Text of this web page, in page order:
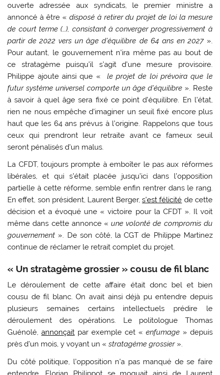
ouverte adressée aux syndicats, le premier ministre a
annoncé à être « disposé à retirer du projet de loi la mesure
de court terme (…), consistant à converger progressivement à
partir de 2022 vers un âge d’équilibre de 64 ans en 2027».
Pour autant, le gouvernement n’ira même pas au bout de
ce stratagème puisqu’il s’agit d’une mesure provisoire.
Philippe ajoute ainsi que « le projet de loi prévoira que le
futur système universel comporte un âge d’équilibre ». Reste
à savoir à quel âge sera fixé ce point d’équilibre. En l’état,
rien ne nous empêche d’imaginer un seuil fixé encore plus
haut que les 64 ans prévus à l’origine. Rappelons que tous
ceux qui prendront leur retraite avant ce fameux seuil
seront pénalisés d’un malus.
La CFDT, toujours prompte à emboîter le pas aux réformes
libérales, et qui s’était placée jusqu’ici dans l’opposition
partielle à cette réforme, semble enfin rentrer dans le rang.
En effet, son président, Laurent Berger,s’est félicité de cette
décision et a évoqué une « victoire pour la CFDT ». Il voit
même dans cette annonce «une volonté de compromis du
gouvernement ». De son côté, la CGT de Philippe Martinez
continue de réclamer le retrait complet du projet.
« Un stratagème grossier » cousu de fil blanc
Le déroulement de cette affaire était donc bel et bien
cousu de fil blanc. On avait ainsi déjà pu entendre depuis
plusieurs semaines certains intellectuels prédire le
déroulement des opérations. Le politologue Thomas
Guénolé,annonçait par exemple cet « enfumage» depuis
près d’un mois, y voyant un «stratagème grossier».
Du côté politique, l’opposition n’a pas manqué de se faire